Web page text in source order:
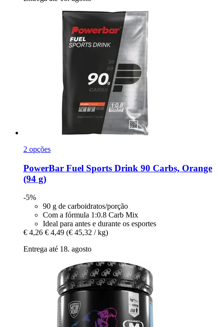
2 opções
PowerBar Fuel Sports Drink 90 Carbs, Orange
(94 g)
-5%
90 g de carboidratos/porção
Com a fórmula 1:0.8 Carb Mix
Ideal para antes e durante os esportes
€ 4,26 € 4,49 (€ 45,32 / kg)
Entrega até 18. agosto